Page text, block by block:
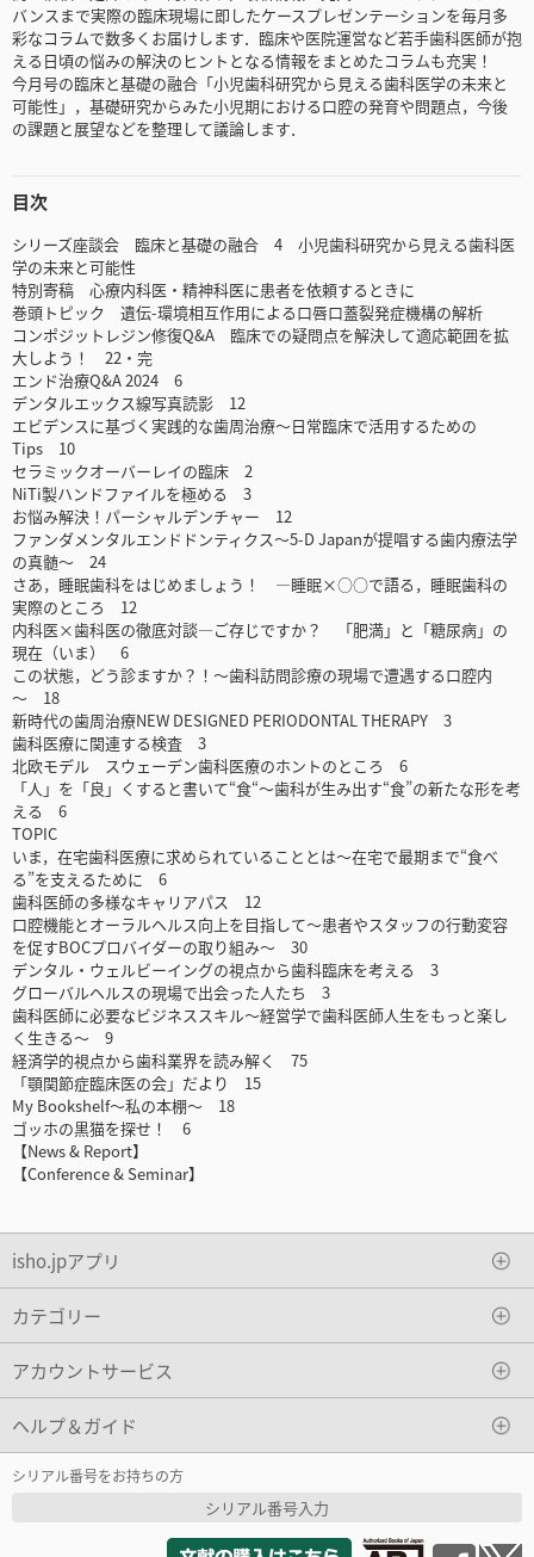
バンスまで実際の臨床現場に即したケースプレゼンテーションを毎月多
彩なコラムで数多くお届けします．臨床や医院運営など若手歯科医師が抱
える日頃の悩みの解決のヒントとなる情報をまとめたコラムも充実！
今月号の臨床と基礎の融合「小児歯科研究から見える歯科医学の未来と
可能性」，基礎研究からみた小児期における口腔の発育や問題点，今後
の課題と展望などを整理して議論します．
目次
シリーズ座談会 臨床と基礎の融合 4 小児歯科研究から見える歯科医
学の未来と可能性
特別寄稿 心療内科医・精神科医に患者を依頼するときに
巻頭トピック 遺伝-環境相互作用による口唇口蓋裂発症機構の解析
コンポジットレジン修復Q&A 臨床での疑問点を解決して適応範囲を拡
大しよう！ 22・完
エンド治療Q&A 2024 6
デンタルエックス線写真読影 12
エビデンスに基づく実践的な歯周治療～日常臨床で活用するための
Tips 10
セラミックオーバーレイの臨床 2
NiTi製ハンドファイルを極める 3
お悩み解決！パーシャルデンチャー 12
ファンダメンタルエンドドンティクス～5-D Japanが提唱する歯内療法学
の真髄～ 24
さあ，睡眠歯科をはじめましょう！ ―睡眠×○○で語る，睡眠歯科の
実際のところ 12
内科医×歯科医の徹底対談―ご存じですか？ 「肥満」と「糖尿病」の
現在（いま） 6
この状態，どう診ますか？！～歯科訪問診療の現場で遭遇する口腔内
～ 18
新時代の歯周治療NEW DESIGNED PERIODONTAL THERAPY 3
歯科医療に関連する検査 3
北欧モデル スウェーデン歯科医療のホントのところ 6
「人」を「良」くすると書いて“食“～歯科が生み出す“食”の新たな形を考
える 6
TOPIC
いま，在宅歯科医療に求められていることとは～在宅で最期まで“食べ
る”を支えるために 6
歯科医師の多様なキャリアパス 12
口腔機能とオーラルヘルス向上を目指して～患者やスタッフの行動変容
を促すBOCプロバイダーの取り組み～ 30
デンタル・ウェルビーイングの視点から歯科臨床を考える 3
グローバルヘルスの現場で出会った人たち 3
歯科医師に必要なビジネススキル～経営学で歯科医師人生をもっと楽し
く生きる～ 9
経済学的視点から歯科業界を読み解く 75
「顎関節症臨床医の会」だより 15
My Bookshelf～私の本棚～ 18
ゴッホの黒猫を探せ！ 6
【News & Report】
【Conference & Seminar】
isho.jpアプリ
カテゴリー
アカウントサービス
ヘルプ＆ガイド
シリアル番号をお持ちの方
シリアル番号入力